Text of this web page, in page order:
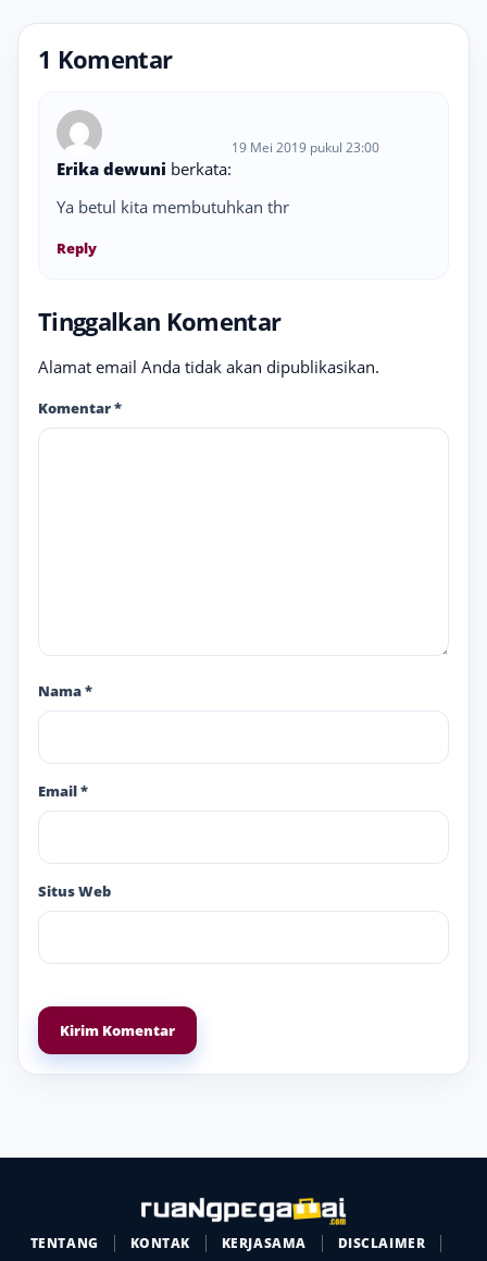
1 Komentar
Erika dewuni berkata:
19 Mei 2019 pukul 23:00
Ya betul kita membutuhkan thr
Reply
Tinggalkan Komentar
Alamat email Anda tidak akan dipublikasikan.
Komentar*
Nama*
Email*
Situs Web
TENTANG KONTAK KERJASAMA DISCLAIMER